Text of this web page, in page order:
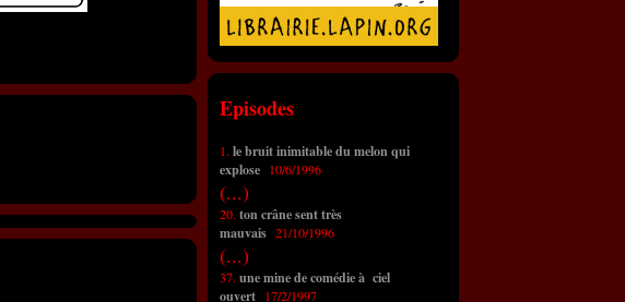
Episodes
1. le bruit inimitable du melon qui
explose 10/6/1996
(...)
20. ton crâne sent très
mauvais 21/10/1996
(...)
37. une mine de comédie à ciel
ouvert 17/2/1997